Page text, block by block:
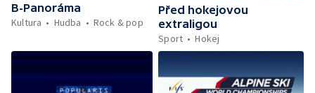
B-Panoráma
Kultura
Hudba Rock & pop
Před hokejovou
extraligou
Sport
Hokej